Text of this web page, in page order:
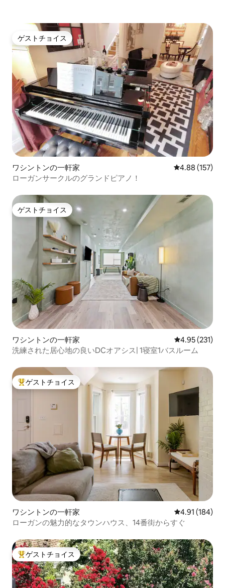
ゲストチョイス
ゲストチョイス
ワシントンの一軒家 レビュー157
4.88 (157)
ローガンサークルのグランドピアノ！
ゲストチョイス
ゲストチョイス
ワシントンの一軒家 レビュー231
4.95 (231)
洗練された居心地の良いDCオアシス| 1寝室1バスルーム
大好評のゲストチョイスです。
ゲストチョイス
ワシントンの一軒家 レビュー184
4.91 (184)
ローガンの魅力的なタウンハウス、14番街からすぐ
大好評のゲストチョイスです。
ゲストチョイス